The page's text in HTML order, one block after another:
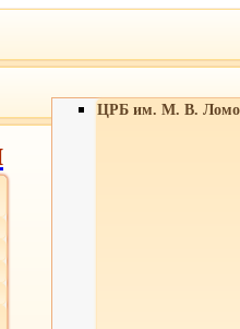
ЦРБ им. М. В.